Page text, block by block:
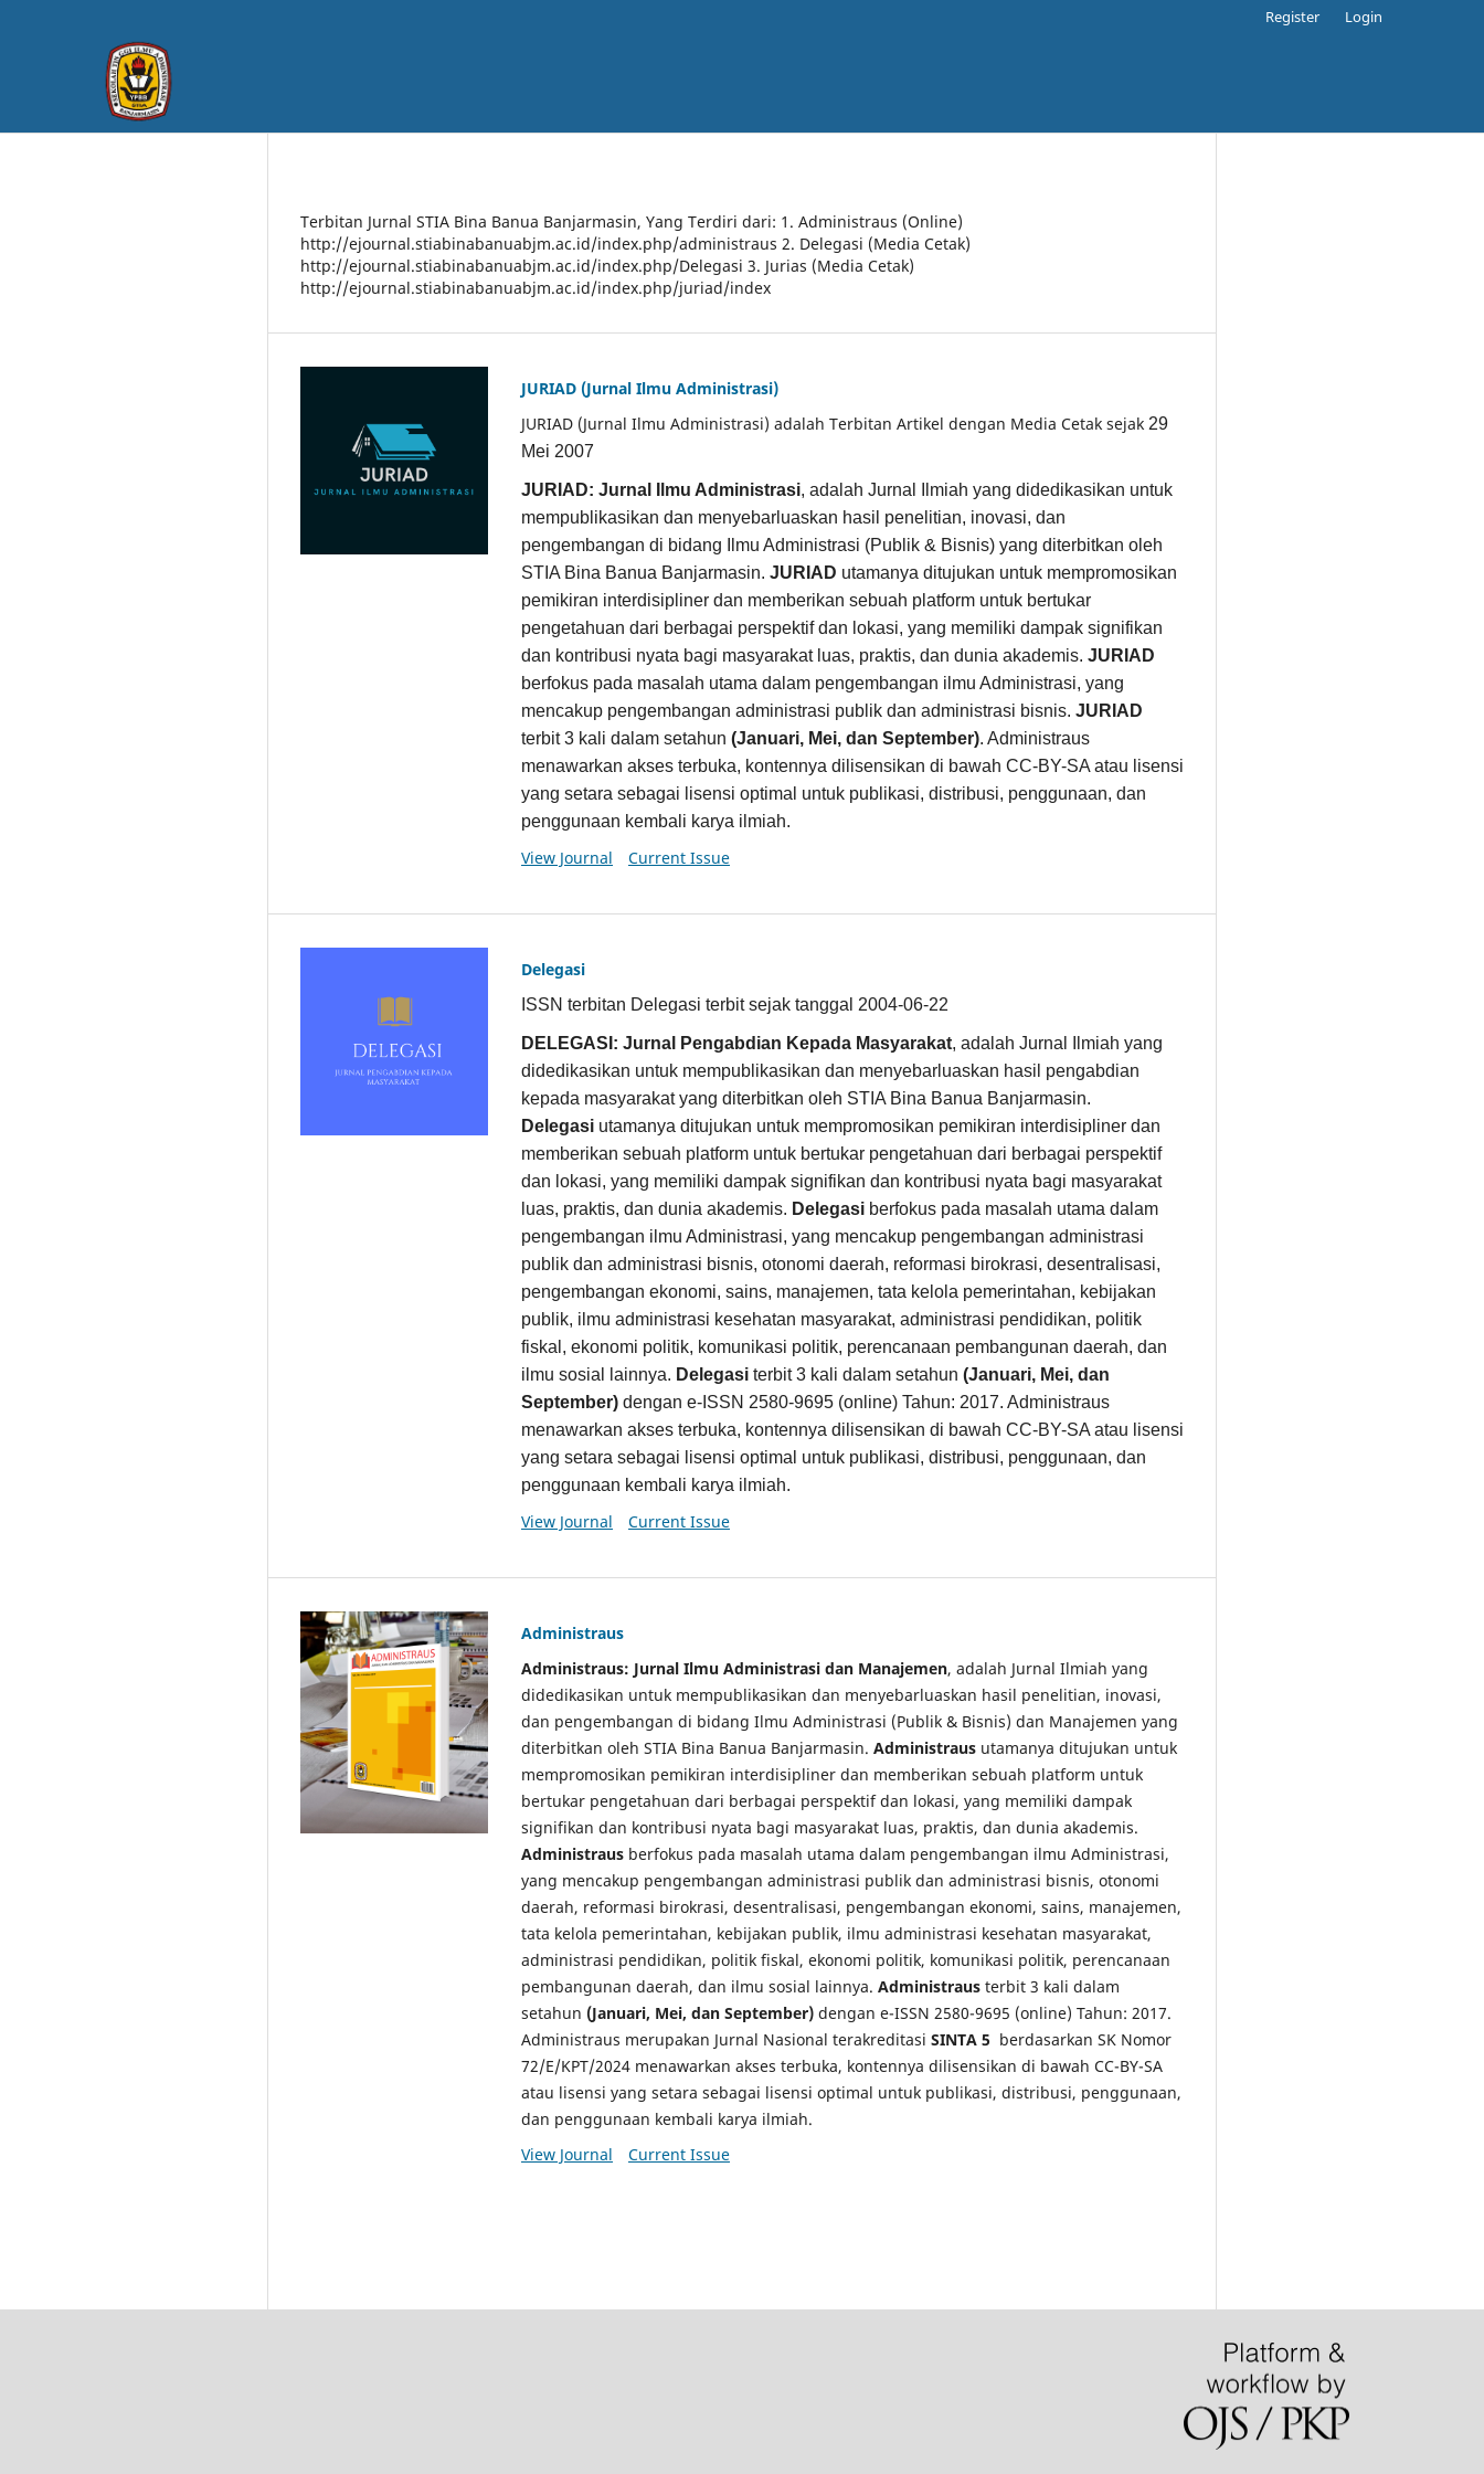
Register Login
Terbitan Jurnal STIA Bina Banua Banjarmasin, Yang Terdiri dari: 1. Administraus (Online)
http://ejournal.stiabinabanuabjm.ac.id/index.php/administraus 2. Delegasi (Media Cetak)
http://ejournal.stiabinabanuabjm.ac.id/index.php/Delegasi 3. Jurias (Media Cetak)
http://ejournal.stiabinabanuabjm.ac.id/index.php/juriad/index
JURIAD (Jurnal Ilmu Administrasi)
JURIAD (Jurnal Ilmu Administrasi) adalah Terbitan Artikel dengan Media Cetak sejak 29
Mei 2007
JURIAD: Jurnal Ilmu Administrasi, adalah Jurnal Ilmiah yang didedikasikan untuk
mempublikasikan dan menyebarluaskan hasil penelitian, inovasi, dan
pengembangan di bidang Ilmu Administrasi (Publik & Bisnis) yang diterbitkan oleh
STIA Bina Banua Banjarmasin. JURIAD utamanya ditujukan untuk mempromosikan
pemikiran interdisipliner dan memberikan sebuah platform untuk bertukar
pengetahuan dari berbagai perspektif dan lokasi, yang memiliki dampak signifikan
dan kontribusi nyata bagi masyarakat luas, praktis, dan dunia akademis. JURIAD
berfokus pada masalah utama dalam pengembangan ilmu Administrasi, yang
mencakup pengembangan administrasi publik dan administrasi bisnis. JURIAD
terbit 3 kali dalam setahun (Januari, Mei, dan September). Administraus
menawarkan akses terbuka, kontennya dilisensikan di bawah CC-BY-SA atau lisensi
yang setara sebagai lisensi optimal untuk publikasi, distribusi, penggunaan, dan
penggunaan kembali karya ilmiah.
View Journal Current Issue
Delegasi
ISSN terbitan Delegasi terbit sejak tanggal 2004-06-22
DELEGASI: Jurnal Pengabdian Kepada Masyarakat, adalah Jurnal Ilmiah yang
didedikasikan untuk mempublikasikan dan menyebarluaskan hasil pengabdian
kepada masyarakat yang diterbitkan oleh STIA Bina Banua Banjarmasin.
Delegasi utamanya ditujukan untuk mempromosikan pemikiran interdisipliner dan
memberikan sebuah platform untuk bertukar pengetahuan dari berbagai perspektif
dan lokasi, yang memiliki dampak signifikan dan kontribusi nyata bagi masyarakat
luas, praktis, dan dunia akademis. Delegasi berfokus pada masalah utama dalam
pengembangan ilmu Administrasi, yang mencakup pengembangan administrasi
publik dan administrasi bisnis, otonomi daerah, reformasi birokrasi, desentralisasi,
pengembangan ekonomi, sains, manajemen, tata kelola pemerintahan, kebijakan
publik, ilmu administrasi kesehatan masyarakat, administrasi pendidikan, politik
fiskal, ekonomi politik, komunikasi politik, perencanaan pembangunan daerah, dan
ilmu sosial lainnya. Delegasi terbit 3 kali dalam setahun (Januari, Mei, dan
September) dengan e-ISSN 2580-9695 (online) Tahun: 2017. Administraus
menawarkan akses terbuka, kontennya dilisensikan di bawah CC-BY-SA atau lisensi
yang setara sebagai lisensi optimal untuk publikasi, distribusi, penggunaan, dan
penggunaan kembali karya ilmiah.
View Journal Current Issue
Administraus
Administraus: Jurnal Ilmu Administrasi dan Manajemen, adalah Jurnal Ilmiah yang
didedikasikan untuk mempublikasikan dan menyebarluaskan hasil penelitian, inovasi,
dan pengembangan di bidang Ilmu Administrasi (Publik & Bisnis) dan Manajemen yang
diterbitkan oleh STIA Bina Banua Banjarmasin. Administraus utamanya ditujukan untuk
mempromosikan pemikiran interdisipliner dan memberikan sebuah platform untuk
bertukar pengetahuan dari berbagai perspektif dan lokasi, yang memiliki dampak
signifikan dan kontribusi nyata bagi masyarakat luas, praktis, dan dunia akademis.
Administraus berfokus pada masalah utama dalam pengembangan ilmu Administrasi,
yang mencakup pengembangan administrasi publik dan administrasi bisnis, otonomi
daerah, reformasi birokrasi, desentralisasi, pengembangan ekonomi, sains, manajemen,
tata kelola pemerintahan, kebijakan publik, ilmu administrasi kesehatan masyarakat,
administrasi pendidikan, politik fiskal, ekonomi politik, komunikasi politik, perencanaan
pembangunan daerah, dan ilmu sosial lainnya. Administraus terbit 3 kali dalam
setahun (Januari, Mei, dan September) dengan e-ISSN 2580-9695 (online) Tahun: 2017.
Administraus merupakan Jurnal Nasional terakreditasi SINTA 5 berdasarkan SK Nomor
72/E/KPT/2024 menawarkan akses terbuka, kontennya dilisensikan di bawah CC-BY-SA
atau lisensi yang setara sebagai lisensi optimal untuk publikasi, distribusi, penggunaan,
dan penggunaan kembali karya ilmiah.
View Journal
Current Issue